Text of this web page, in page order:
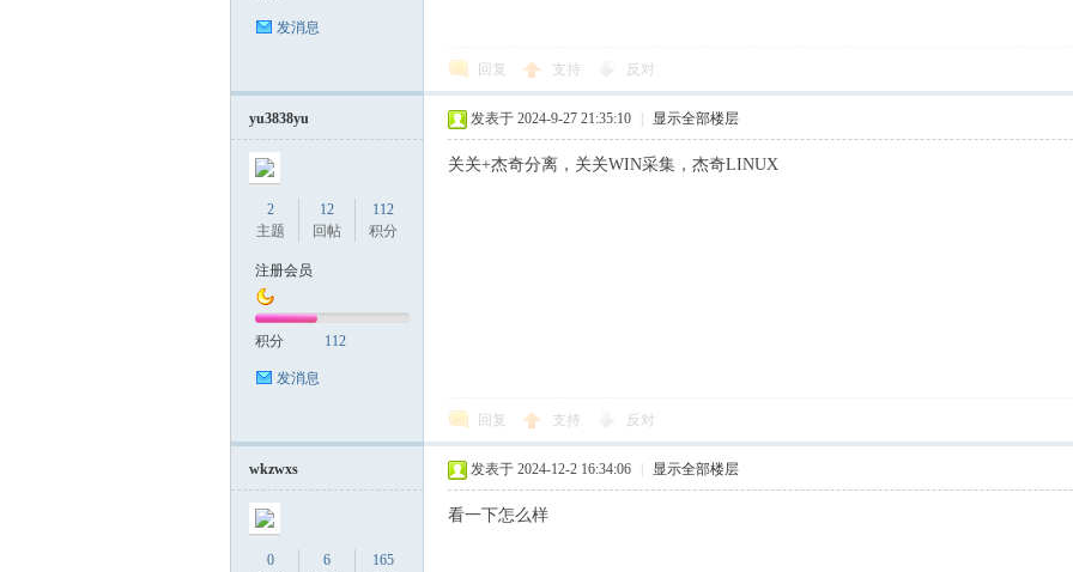
发消息
回复 支持 反对
yu3838yu
2
主题
12
回帖
112
积分
注册会员
积分 112
发消息
发表于 2024-9-27 21:35:10 显示全部楼层
关关+杰奇分离，关关WIN采集，杰奇LINUX
回复 支持 反对
wkzwxs
0
6
165
发表于 2024-12-2 16:34:06 显示全部楼层
看一下怎么样